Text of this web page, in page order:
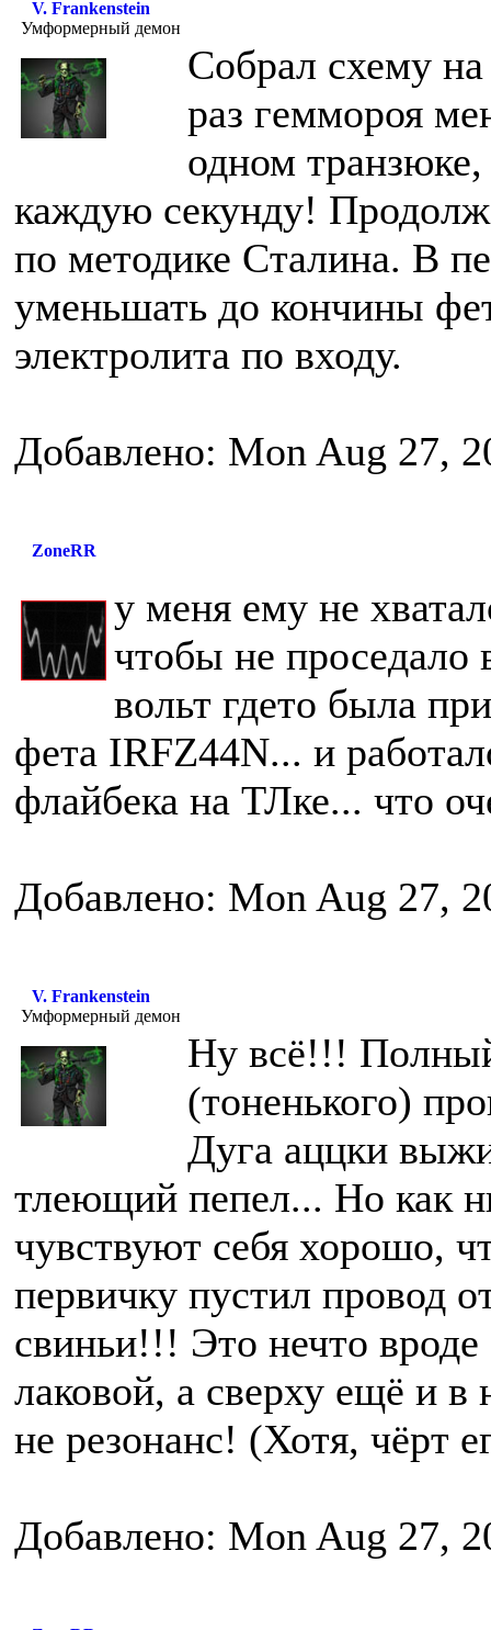
V. Frankenstein
Умформерный демон
Собрал схему
раз геммороя
одном
каждую секунду!
по методике Сталина. В
уменьшать до кончины
электролита по входу.
Добавлено: Mon Aug 27,
ZoneRR
у меня ему не
чтобы не
вольт гдето была
фета IRFZ44N... и
флайбека на ТЛке... что
Добавлено: Mon Aug 27,
V. Frankenstein
Умформерный демон
Ну всё!!!
(тоненького)
Дуга аццки
тлеющий пепел... Но как
чувствуют себя хорошо,
первичку пустил провод
свиньи!!! Это нечто
лаковой, а сверху ещё и
не резонанс! (Хотя, чёрт
Добавлено: Mon Aug 27,